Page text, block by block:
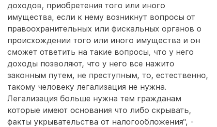
доходов, приобретения того или иного
имущества, если к нему возникнут вопросы от
правоохранительных или фискальных органов о
происхождении того или иного имущества и он
сможет ответить на такие вопросы, что у него
доходы позволяют, что у него все нажито
законным путем, не преступным, то, естественно,
такому человеку легализация не нужна.
Легализация больше нужна тем гражданам
которые имеют основания что либо скрывать,
факты укрывательства от налогообложения", -